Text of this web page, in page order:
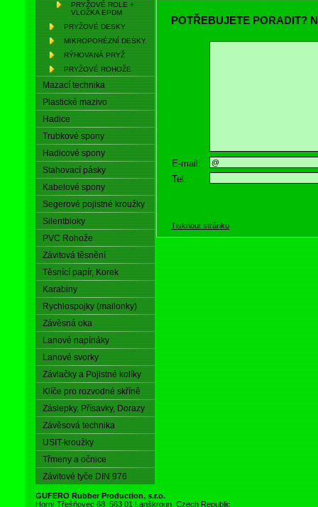
PRYŽOVÉ ROLE +
VLOŽKA EPDM
PRYŽOVÉ DESKY
MIKROPORÉZNÍ DESKY
RÝHOVANÁ PRYŽ
PRYŽOVÉ ROHOŽE
Mazací technika
Plastické mazivo
Hadice
Trubkové spony
Hadicové spony
Stahovací pásky
Kabelové spony
Segerové pojistné kroužky
Silentbloky
PVC Rohože
Závitová těsnění
Těsnící papír, Korek
Karabiny
Rychlospojky (mailonky)
Závěsná oka
Lanové napínáky
Lanové svorky
Závlačky a Pojistné kolíky
Klíče pro rozvodné skříně
Záslepky, Přísavky, Dorazy
Závěsová technika
USIT-kroužky
Třmeny a očnice
Závitové tyče DIN 976
POTŘEBUJETE PORADIT?
E-mail:
Tel.:
Tisknout stránku
GUFERO Rubber Production, s.r.o.
Horní Třešňovec 68, 563 01 Lanškroun, Czech Republic